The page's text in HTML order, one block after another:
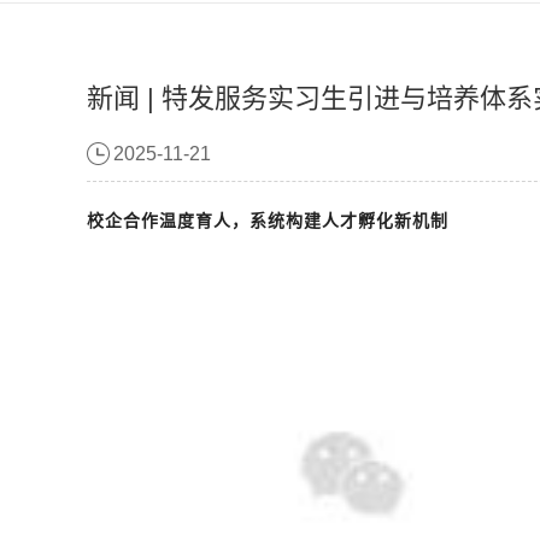
新闻 | 特发服务实习生引进与培养体系
2025-11-21
校企合作温度育人，系统构建人才孵化新机制